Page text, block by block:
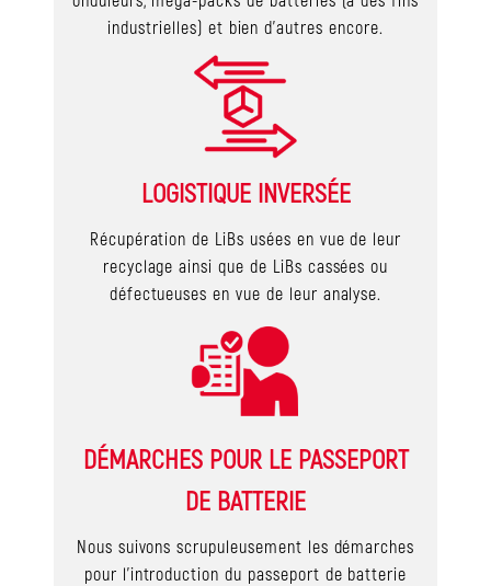
industrielles) et bien d’autres encore.
LOGISTIQUE INVERSÉE
Récupération de LiBs usées en vue de leur
recyclage ainsi que de LiBs cassées ou
défectueuses en vue de leur analyse.
DÉMARCHES POUR LE PASSEPORT
DE BATTERIE
Nous suivons scrupuleusement les démarches
pour l’introduction du passeport de batterie